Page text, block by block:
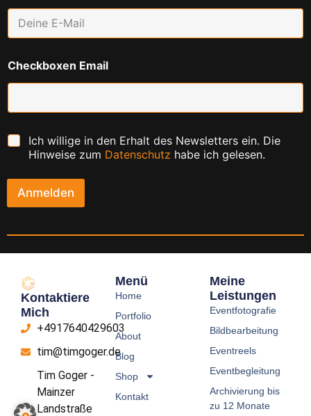
E
a
l
*
Checkboxen Email
C
c
b
x
n
Ich willige in den Erhalt des Newsletters ein. Die
Hinweise zum Datenschutz habe ich gelesen.
Anmelden
Kontaktiere
Mich
+4917640429603
tim@timgoger.de
Tim Goger -
Mainzer
Landstraße
Menü
Home
Portfolio
About
Blog
Shop
Kontakt
Meine
Leistungen
Eventfotografie
Bildbearbeitung
Eventreels
Eventbegleitung
Archivierung bis
zu 12 Monate